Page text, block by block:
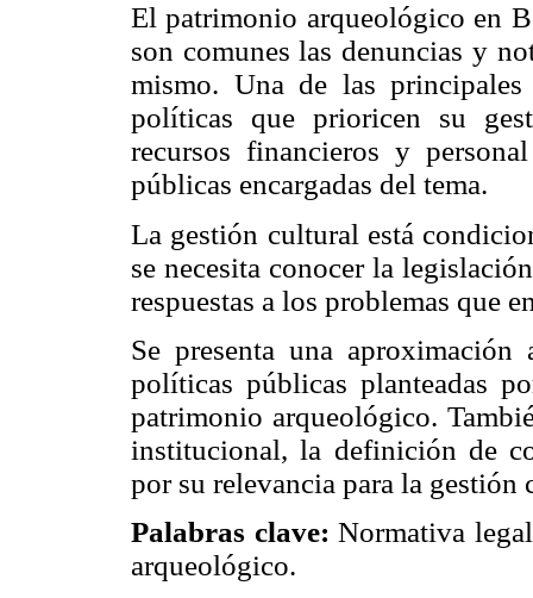
El patrimonio arqueológico en
son comunes las denuncias y
mismo. Una de las
políticas que prioricen su
recursos financieros y
públicas encargadas del tema.
La gestión cultural está
se necesita conocer la
respuestas a los problemas que
Se presenta una
políticas públicas planteadas
patrimonio arqueológico.
institucional, la definición de
por su relevancia para la gestión
Palabras clave:Normativa
arqueológico.